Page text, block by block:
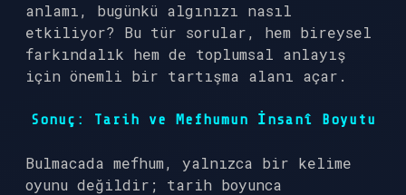
anlamı, bugünkü algınızı nasıl
etkiliyor? Bu tür sorular, hem bireysel
farkındalık hem de toplumsal anlayış
için önemli bir tartışma alanı açar.
Sonuç: Tarih ve Mefhumun İnsanî Boyutu
Bulmacada mefhum, yalnızca bir kelime
oyunu değildir; tarih boyunca